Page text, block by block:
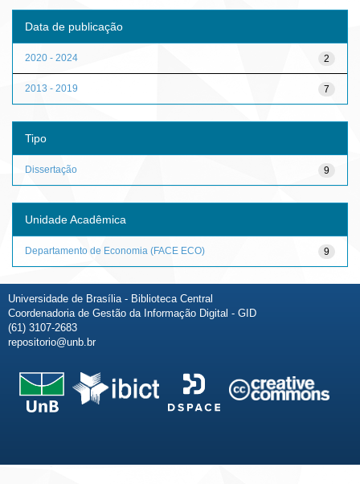
Data de publicação
2
2020 - 2024
7
2013 - 2019
Tipo
9
Dissertação
Unidade Acadêmica
9
Departamento de Economia (FACE ECO)
Universidade de Brasília - Biblioteca Central
Coordenadoria de Gestão da Informação Digital - GID
(61) 3107-2683
repositorio@unb.br